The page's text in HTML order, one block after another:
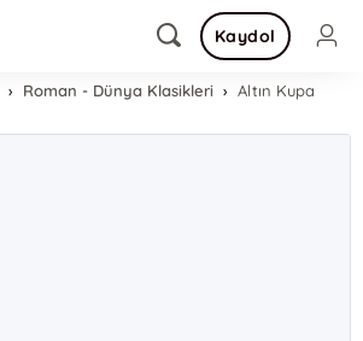
Kaydol
Roman - Dünya Klasikleri Altın Kupa